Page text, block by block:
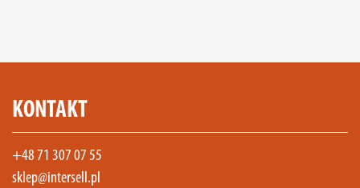
KONTAKT
+48 71 307 07 55
sklep@intersell.pl